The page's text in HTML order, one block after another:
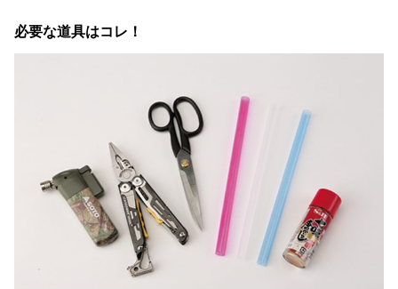
必要な道具はコレ！